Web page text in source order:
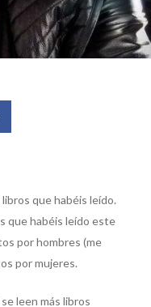
que habéis leído.
que habéis leído este
por hombres (me
por mujeres.
leen más libros